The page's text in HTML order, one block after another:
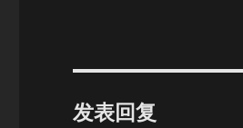
发表回复